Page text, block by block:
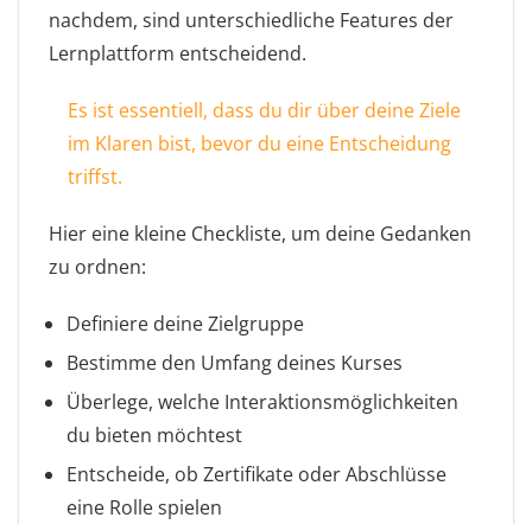
nachdem, sind unterschiedliche Features der
Lernplattform entscheidend.
Es ist essentiell, dass du dir über deine Ziele
im Klaren bist, bevor du eine Entscheidung
triffst.
Hier eine kleine Checkliste, um deine Gedanken
zu ordnen:
Definiere deine Zielgruppe
Bestimme den Umfang deines Kurses
Überlege, welche Interaktionsmöglichkeiten
du bieten möchtest
Entscheide, ob Zertifikate oder Abschlüsse
eine Rolle spielen